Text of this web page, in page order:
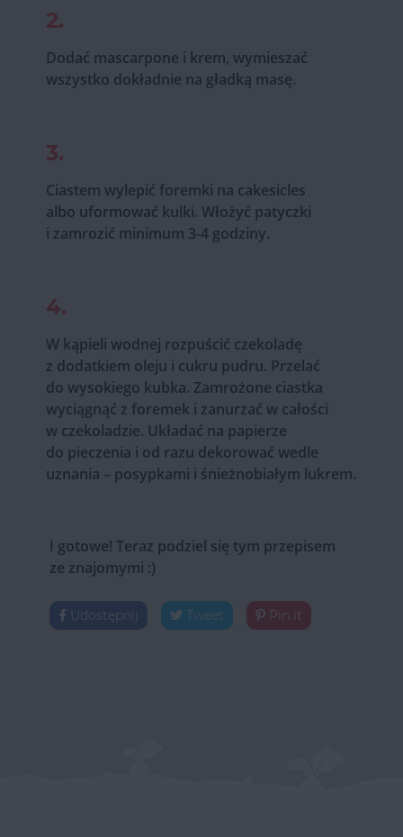
2.
Dodać mascarpone i krem, wymieszać
wszystko dokładnie na gładką masę.
3.
Ciastem wylepić foremki na cakesicles
albo uformować kulki. Włożyć patyczki
i zamrozić minimum 3-4 godziny.
4.
W kąpieli wodnej rozpuścić czekoladę
z dodatkiem oleju i cukru pudru. Przelać
do wysokiego kubka. Zamrożone ciastka
wyciągnąć z foremek i zanurzać w całości
w czekoladzie. Układać na papierze
do pieczenia i od razu dekorować wedle
uznania – posypkami i śnieżnobiałym lukrem.
I gotowe! Teraz podziel się tym przepisem
ze znajomymi :)
Udostępnij Tweet Pin it